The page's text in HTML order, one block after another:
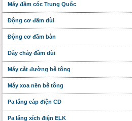
Máy đầm cóc Trung Quốc
Động cơ đầm dùi
Động cơ đầm bàn
Dây chày đầm dùi
Máy cắt đường bê tông
Máy xoa nền bê tông
Pa lăng cáp điện CD
Pa lăng xích điện ELK